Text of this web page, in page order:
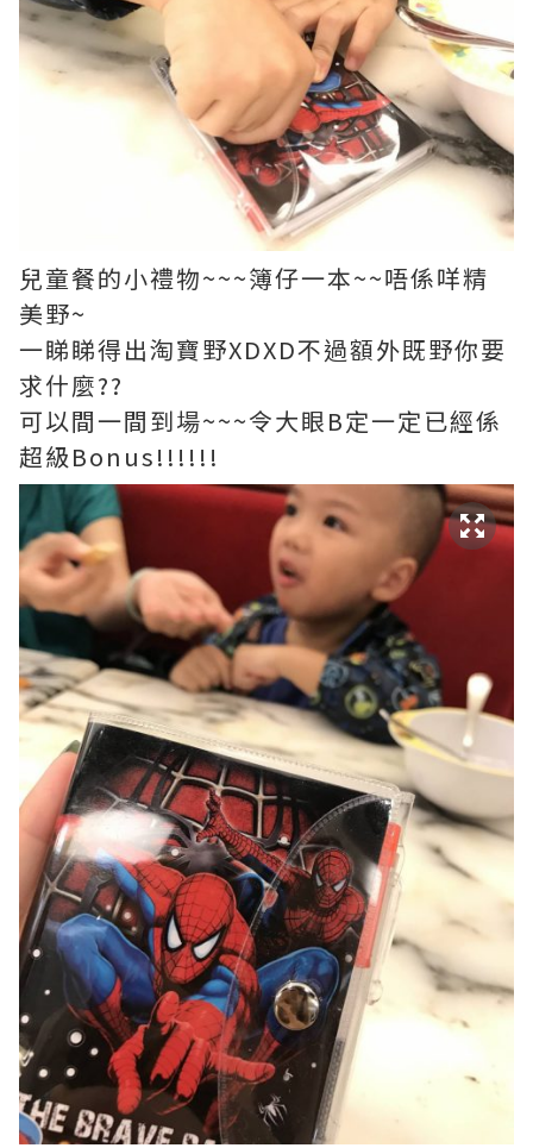
兒童餐的小禮物~~~簿仔一本~~唔係咩精
美野~
一睇睇得出淘寶野XDXD不過額外既野你要
求什麼??
可以間一間到場~~~令大眼B定一定已經係
超級Bonus!!!!!!